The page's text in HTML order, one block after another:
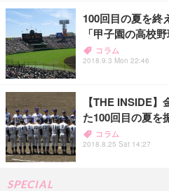
選手
動画
試乗会
ツアー
エンタメ
芸能
話題
デザイン
動画
ライフ
社会
ハウツー
100回目の夏を
「甲子園の高校
コラム
2018.9.3 Mon 22:46
【THE INSIDE
た100回目の夏を
コラム
2018.8.25 Sat 14:27
SPECIAL